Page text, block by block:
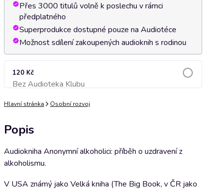
Přes 3000 titulů volně k poslechu v rámci
předplatného
Superprodukce dostupné pouze na Audiotéce
Možnost sdílení zakoupených audioknih s rodinou
120 Kč
Bez Audioteka KlubuPřidat do košíku
Hlavní stránka Osobní rozvoj
Popis
Audiokniha Anonymní alkoholici: příběh o uzdravení z
alkoholismu.
V USA známý jako Velká kniha (The Big Book, v ČR jako